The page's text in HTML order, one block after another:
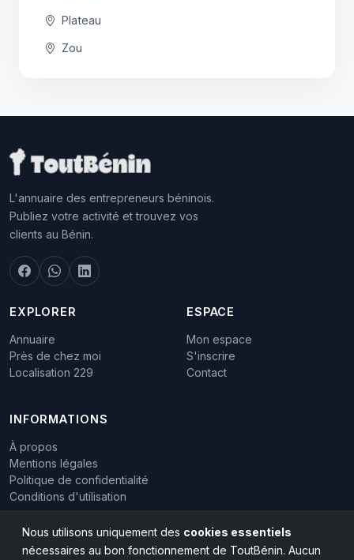
Plateau
Zou
L'annuaire des entrepreneurs béninois.
Publiez votre activité et trouvez vos
clients au Bénin.
EXPLORER
Annuaire
Près de chez moi
Localisation 229
ESPACE
Mon espace
S'inscrire
Contact
INFORMATIONS
À propos
Mentions légales
Politique de confidentialité
Conditions d'utilisation
Nous utilisons uniquement des cookies essentiels
nécessaires au bon fonctionnement de ToutBénin. Aucun